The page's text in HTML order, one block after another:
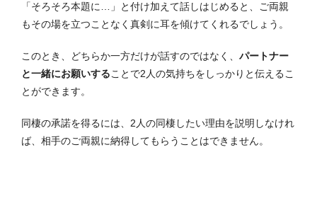
「そろそろ本題に…」と付け加えて話しはじめると、ご両親
もその場を立つことなく真剣に耳を傾けてくれるでしょう。
このとき、どちらか一方だけが話すのではなく、 パートナー
と一緒にお願いすることで2人の気持ちをしっかりと伝えるこ
とができます。
同棲の承諾を得るには、2人の同棲したい理由を説明しなけれ
ば、相手のご両親に納得してもらうことはできません。